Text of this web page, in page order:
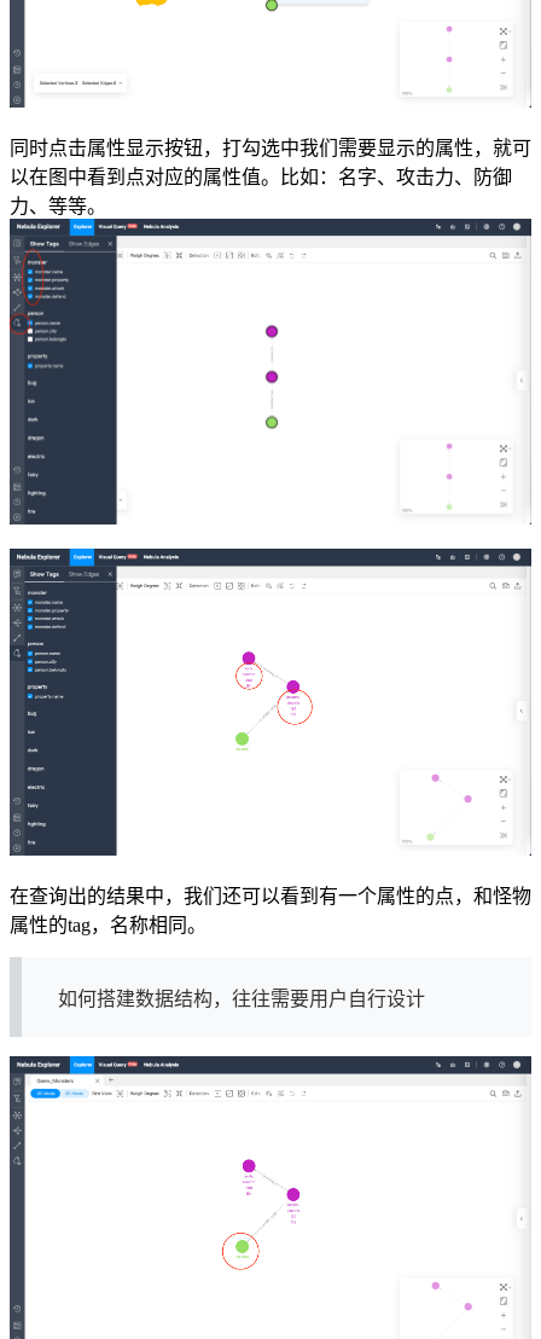
同时点击属性显示按钮，打勾选中我们需要显示的属性，就可
以在图中看到点对应的属性值。比如：名字、攻击力、防御
力、等等。
在查询出的结果中，我们还可以看到有一个属性的点，和怪物
属性的tag，名称相同。
如何搭建数据结构，往往需要用户自行设计